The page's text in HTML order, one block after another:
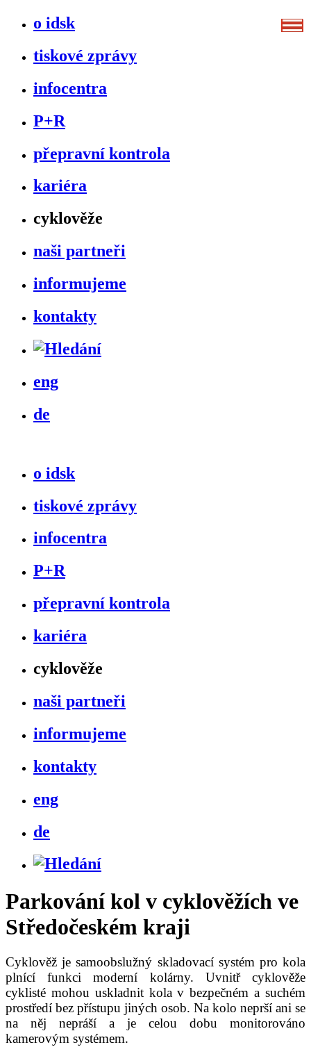
o idsk
tiskové zprávy
infocentra
P+R
přepravní kontrola
kariéra
cyklověže
naši partneři
informujeme
kontakty
eng
de
o idsk
tiskové zprávy
infocentra
P+R
přepravní kontrola
kariéra
cyklověže
naši partneři
informujeme
kontakty
eng
de
Parkování kol v cyklověžích ve
Středočeském kraji
Cyklověž je samoobslužný skladovací systém pro kola
plnící funkci moderní kolárny. Uvnitř cyklověže
cyklisté mohou uskladnit kola v bezpečném a suchém
prostředí bez přístupu jiných osob. Na kolo neprší ani se
na něj nepráší a je celou dobu monitorováno
kamerovým systémem.